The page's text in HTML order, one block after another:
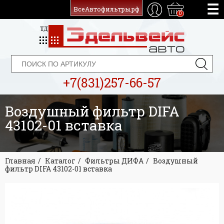
ВсеАвтофильтры.рф
0
+7(831)257-66-57
Воздушный фильтр DIFA
43102-01 вставка
Главная Каталог Фильтры ДИФА
Воздушный
фильтр DIFA 43102-01 вставка